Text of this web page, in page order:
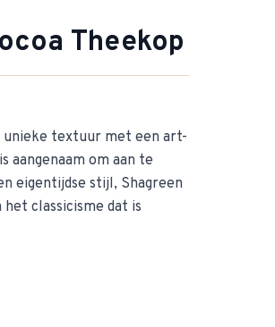
Theekop
textuur met een art-
om aan te
eigentijdse stijl, Shagreen
classicisme dat is